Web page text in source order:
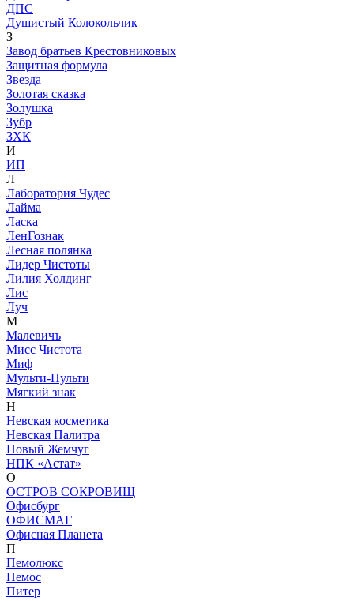
ДПС
Душистый Колокольчик
З
Завод братьев Крестовниковых
Защитная формула
Звезда
Золотая сказка
Золушка
Зубр
ЗХК
И
ИП
Л
Лаборатория Чудес
Лайма
Ласка
ЛенГознак
Лесная полянка
Лидер Чистоты
Лилия Холдинг
Лис
Луч
М
Малевичъ
Мисс Чистота
Миф
Мульти-Пульти
Мягкий знак
Н
Невская косметика
Невская Палитра
Новый Жемчуг
НПК «Астат»
О
ОСТРОВ СОКРОВИЩ
Офисбург
ОФИСМАГ
Офисная Планета
П
Пемолюкс
Пемос
Питер